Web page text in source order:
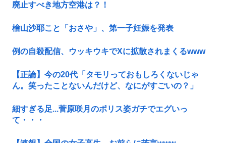
廃止すべき地方空港は？！
檜山沙耶こと「おさや」、第一子妊娠を発表
例の自殺配信、ウッキウキでXに拡散されまくるwww
【正論】今の20代「タモリっておもしろくないじゃ
ん。笑ったことないんだけど、なにがすごいの？」
細すぎる足...菅原咲月のポリス姿ガチでエグいっ
て・・・